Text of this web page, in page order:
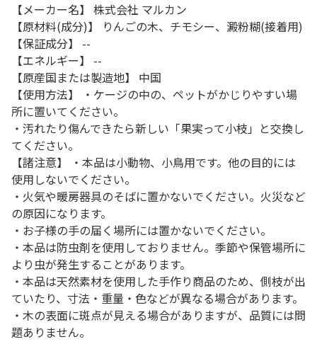
【メーカー名】 株式会社 マルカン
【原材料(成分)】 りんごの木、チモシー、澱粉糊(接着用)
【保証成分】 --
【エネルギー】 --
【原産国または製造地】 中国
【使用方法】 ・ケージの中の、ペットがかじりやすい場
所に置いてください。
・汚れたり傷んできたら新しい「果実って小枝」と交換し
てください。
【諸注意】 ・本品は小動物、小鳥用です。他の目的には
使用しないでください。
・火気や暖房器具のそばに置かないでください。火災など
の原因になります。
・お子様の手の届く場所には置かないでください。
・本品は防虫剤を使用しておりません。季節や保管場所に
より虫が発生することがあります。
・本品は天然素材を使用した手作り商品のため、側枝が出
ていたり、寸法・重量・色などが異なる場合があります。
・木の表面に斑点が見える場合がありますが、品質には問
題ありません。